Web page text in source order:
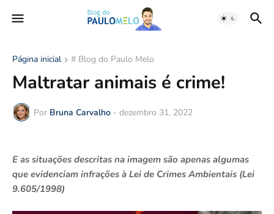
Página inicial # Blog do Paulo Melo
Maltratar animais é crime!
Por Bruna Carvalho - dezembro 31, 2022
E as situações descritas na imagem são apenas algumas
que evidenciam infrações à Lei de Crimes Ambientais (Lei
9.605/1998)